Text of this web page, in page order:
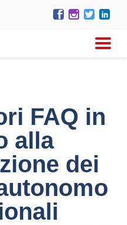
FAQ in
alla
dei